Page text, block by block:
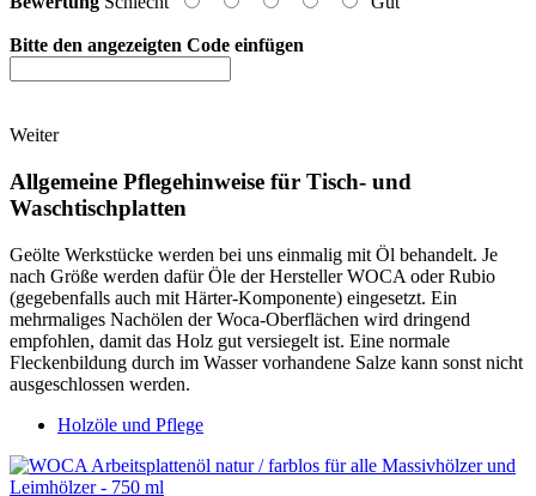
Bitte den angezeigten Code einfügen
Weiter
Allgemeine Pflegehinweise für Tisch- und
Waschtischplatten
Geölte Werkstücke werden bei uns einmalig mit Öl behandelt. Je
nach Größe werden dafür Öle der Hersteller WOCA oder Rubio
(gegebenfalls auch mit Härter-Komponente) eingesetzt. Ein
mehrmaliges Nachölen der Woca-Oberflächen wird dringend
empfohlen, damit das Holz gut versiegelt ist. Eine normale
Fleckenbildung durch im Wasser vorhandene Salze kann sonst nicht
ausgeschlossen werden.
Holzöle und Pflege